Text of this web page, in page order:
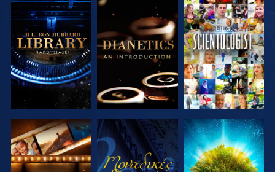
ΕΞΕΡΕΥΝΗΣΤΕ
ΤΗ ΣΕΙΡΑ
ΕΞΕΡΕΥΝΗΣΤΕ
ΤΗ ΣΕΙΡΑ
ΠΑΡΑΚΟΛΟΥΘΗΣΤΕ
ΕΞΕΡΕΥΝΗΣΤΕ
ΤΗ ΣΕΙΡΑ
ΠΑΡΑΚΟΛΟΥΘΗΣΤΕ
ΕΞΕΡΕΥΝΗΣΤΕ
ΤΗ ΣΕΙΡΑ